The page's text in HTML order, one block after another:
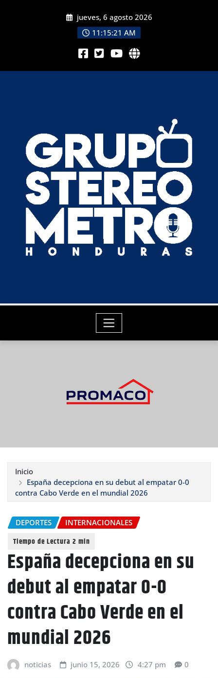
jueves, 6 agosto 2026
11:15:23 AM
Inicio
España decepciona en su debut al empatar 0-0
contra Cabo Verde en el mundial 2026
DEPORTES INTERNACIONALES
España decepciona en su
debut al empatar 0-0
contra Cabo Verde en el
mundial 2026
noticias junio 15, 2026 4:27 pm 0